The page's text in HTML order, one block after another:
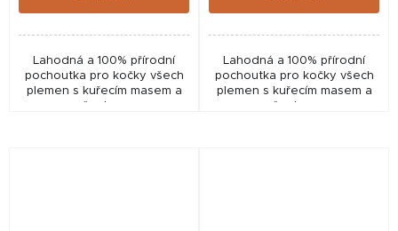
Lahodná a 100% přírodní
pochoutka pro kočky všech
plemen s kuřecím masem a
šantou.
Lahodná a 100% přírodní
pochoutka pro kočky všech
plemen s kuřecím masem a
šantou.